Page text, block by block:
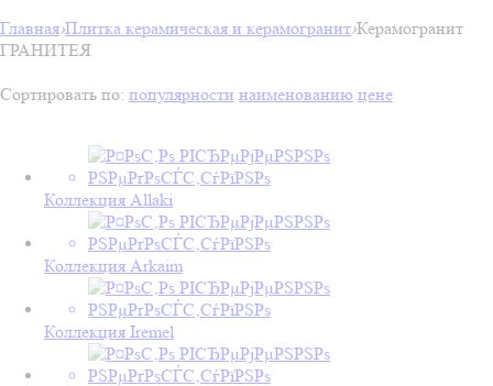
Главная›Плитка керамическая и керамогранит›Керамогранит
ГРАНИТЕЯ
Сортировать по: популярности наименованию цене
Коллекция Allaki
Коллекция Arkaim
Коллекция Iremel